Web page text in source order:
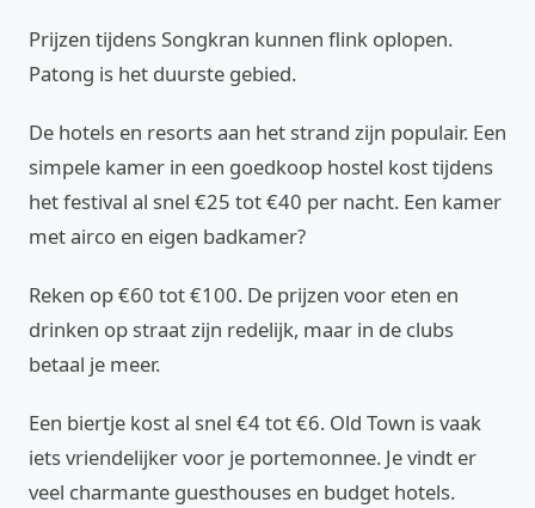
Prijzen tijdens Songkran kunnen flink oplopen.
Patong is het duurste gebied.
De hotels en resorts aan het strand zijn populair. Een
simpele kamer in een goedkoop hostel kost tijdens
het festival al snel €25 tot €40 per nacht. Een kamer
met airco en eigen badkamer?
Reken op €60 tot €100. De prijzen voor eten en
drinken op straat zijn redelijk, maar in de clubs
betaal je meer.
Een biertje kost al snel €4 tot €6. Old Town is vaak
iets vriendelijker voor je portemonnee. Je vindt er
veel charmante guesthouses en budget hotels.